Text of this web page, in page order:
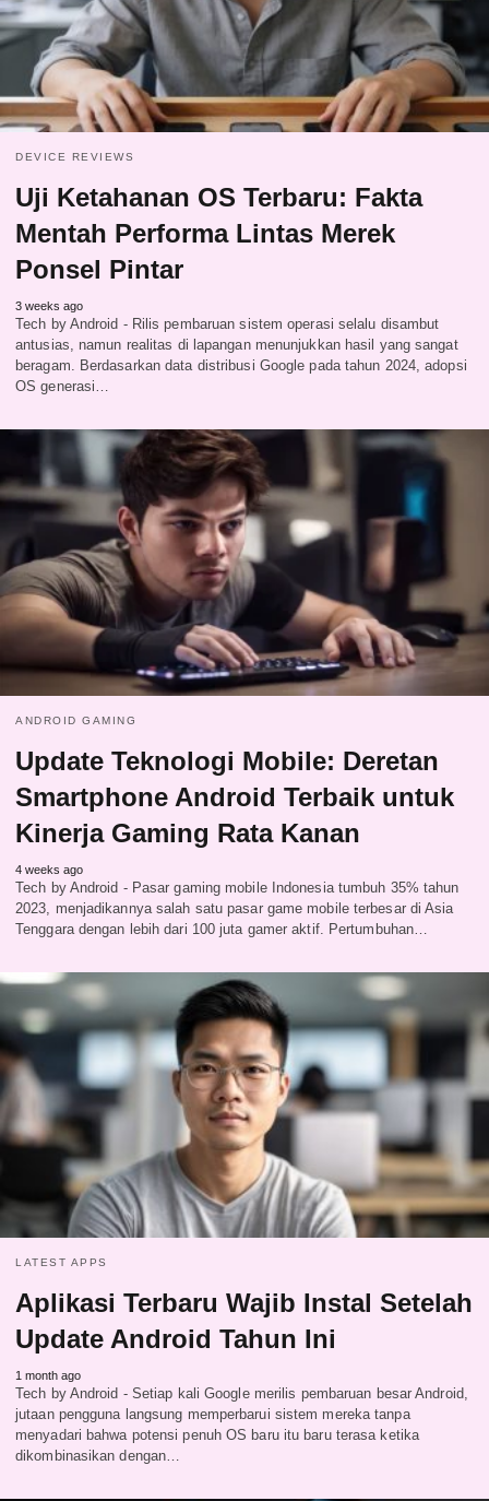
DEVICE REVIEWS
Uji Ketahanan OS Terbaru: Fakta
Mentah Performa Lintas Merek
Ponsel Pintar
3 weeks ago
Tech by Android - Rilis pembaruan sistem operasi selalu disambut
antusias, namun realitas di lapangan menunjukkan hasil yang sangat
beragam. Berdasarkan data distribusi Google pada tahun 2024, adopsi
OS generasi…
ANDROID GAMING
Update Teknologi Mobile: Deretan
Smartphone Android Terbaik untuk
Kinerja Gaming Rata Kanan
4 weeks ago
Tech by Android - Pasar gaming mobile Indonesia tumbuh 35% tahun
2023, menjadikannya salah satu pasar game mobile terbesar di Asia
Tenggara dengan lebih dari 100 juta gamer aktif. Pertumbuhan…
LATEST APPS
Aplikasi Terbaru Wajib Instal Setelah
Update Android Tahun Ini
1 month ago
Tech by Android - Setiap kali Google merilis pembaruan besar Android,
jutaan pengguna langsung memperbarui sistem mereka tanpa
menyadari bahwa potensi penuh OS baru itu baru terasa ketika
dikombinasikan dengan…